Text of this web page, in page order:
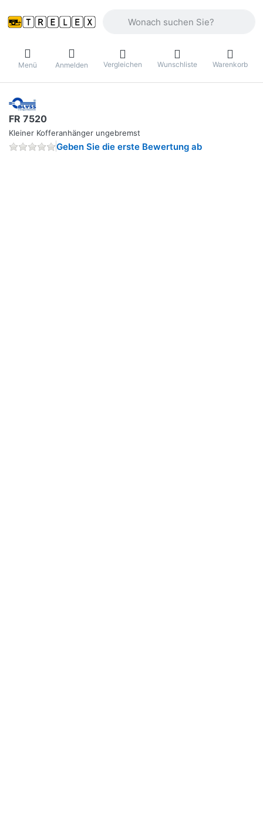
Menü Anmelden Vergleichen Wunschliste Warenkorb
FR 7520
Kleiner Kofferanhänger ungebremst
Geben Sie die erste Bewertung ab